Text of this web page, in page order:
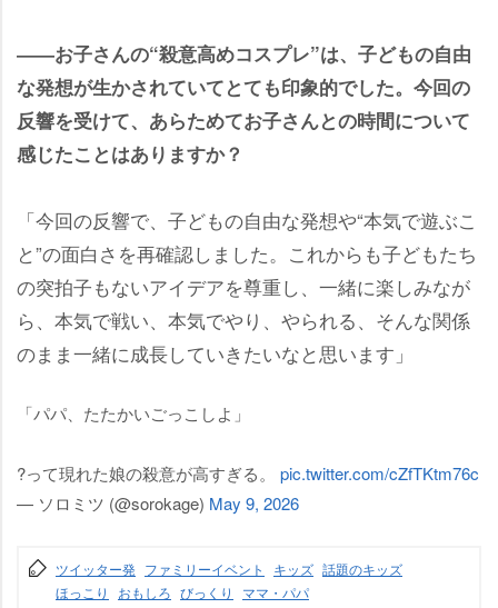
――お子さんの“殺意高めコスプレ”は、子どもの自由
な発想が生かされていてとても印象的でした。今回の
反響を受けて、あらためてお子さんとの時間について
感じたことはありますか？
「今回の反響で、子どもの自由な発想や“本気で遊ぶこ
と”の面白さを再確認しました。これからも子どもたち
の突拍子もないアイデアを尊重し、一緒に楽しみなが
ら、本気で戦い、本気でやり、やられる、そんな関係
のまま一緒に成長していきたいなと思います」
「パパ、たたかいごっこしよ」
?って現れた娘の殺意が高すぎる。 pic.twitter.com/cZfTKtm76c
— ソロミツ (@sorokage) May 9, 2026
ツイッター発 ファミリーイベント キッズ 話題のキッズ
ほっこり
おもしろ びっくり ママ・パパ